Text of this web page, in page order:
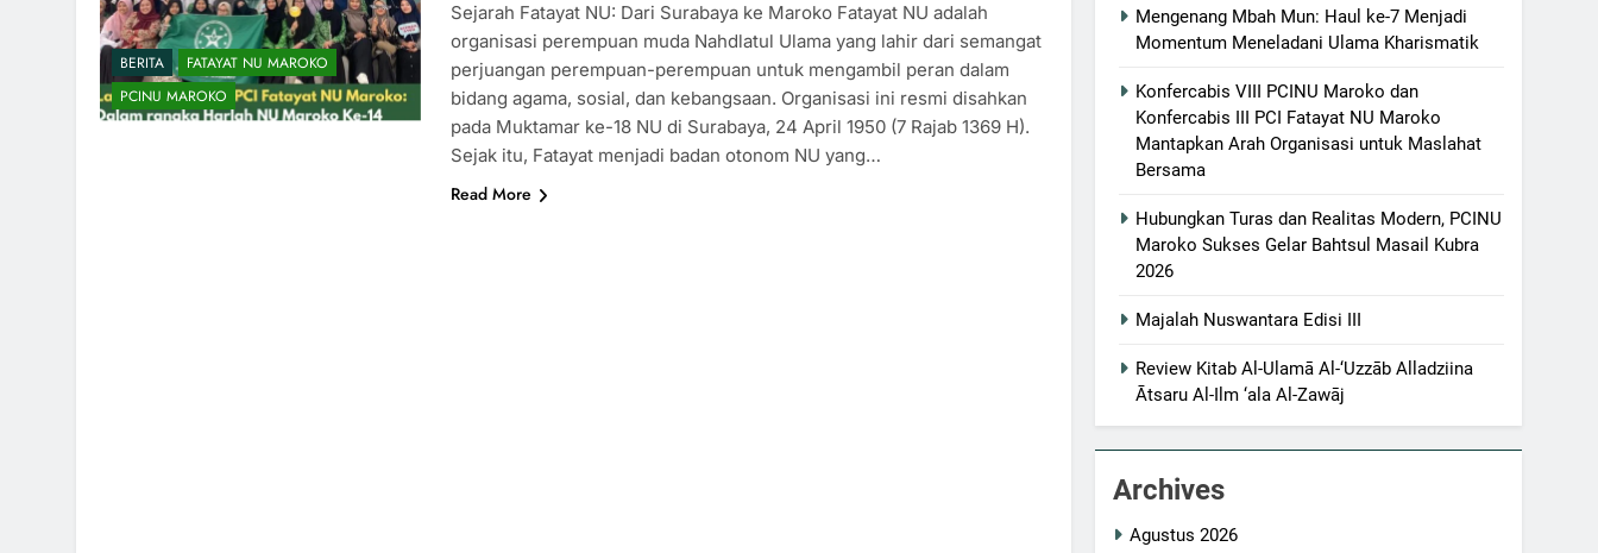
BERITA
FATAYAT NU MAROKO
PCINU MAROKO
Sejarah Fatayat NU: Dari Surabaya ke Maroko Fatayat NU adalah
organisasi perempuan muda Nahdlatul Ulama yang lahir dari semangat
perjuangan perempuan-perempuan untuk mengambil peran dalam
bidang agama, sosial, dan kebangsaan. Organisasi ini resmi disahkan
pada Muktamar ke-18 NU di Surabaya, 24 April 1950 (7 Rajab 1369 H).
Sejak itu, Fatayat menjadi badan otonom NU yang…
Read More
Mengenang Mbah Mun: Haul ke-7 Menjadi
Momentum Meneladani Ulama Kharismatik
Konfercabis VIII PCINU Maroko dan
Konfercabis III PCI Fatayat NU Maroko
Mantapkan Arah Organisasi untuk Maslahat
Bersama
Hubungkan Turas dan Realitas Modern, PCINU
Maroko Sukses Gelar Bahtsul Masail Kubra
2026
Majalah Nuswantara Edisi III
Review Kitab Al-Ulamā Al-‘Uzzāb Alladziina
Ātsaru Al-Ilm ‘ala Al-Zawāj
Archives
Agustus 2026